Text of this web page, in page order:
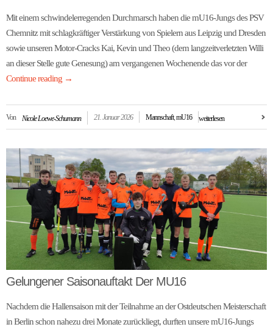
Mit einem schwindelerregenden Durchmarsch haben die mU16-Jungs des PSV
Chemnitz mit schlagkräftiger Verstärkung von Spielern aus Leipzig und Dresden
sowie unseren Motor-Cracks Kai, Kevin und Theo (dem langzeitverletzten Willi
an dieser Stelle gute Genesung) am vergangenen Wochenende das vor der
Continue reading →
Von Nicole Loewe-Schumann 21. Januar 2026 Mannschaft,mU16 weiterlesen
Gelungener Saisonauftakt Der MU16
Nachdem die Hallensaison mit der Teilnahme an der Ostdeutschen Meisterschaft
in Berlin schon nahezu drei Monate zurückliegt, durften unsere mU16-Jungs